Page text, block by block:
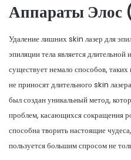
Аппараты
Удаление лишних skin лазер для
эпиляции тела является
существует немало способов,
не приносят длительного skin
был создан уникальный метод,
проблем, касающихся сокращения
способна творить настоящие
пользуется большим спросом не